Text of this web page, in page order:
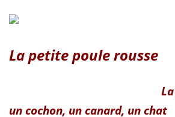
La petite poule rousse
un cochon, un canard, un chat